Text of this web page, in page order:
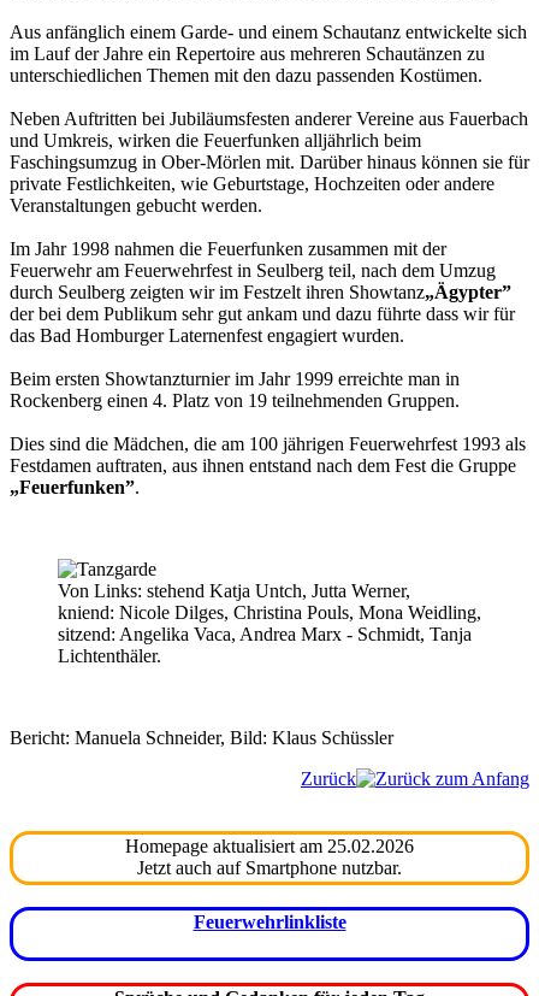
Aus anfänglich einem Garde- und einem Schautanz entwickelte sich
im Lauf der Jahre ein Repertoire aus mehreren Schautänzen zu
unterschiedlichen Themen mit den dazu passenden Kostümen.
Neben Auftritten bei Jubiläumsfesten anderer Vereine aus Fauerbach
und Umkreis, wirken die Feuerfunken alljährlich beim
Faschingsumzug in Ober-Mörlen mit. Darüber hinaus können sie für
private Festlichkeiten, wie Geburtstage, Hochzeiten oder andere
Veranstaltungen gebucht werden.
Im Jahr 1998 nahmen die Feuerfunken zusammen mit der
Feuerwehr am Feuerwehrfest in Seulberg teil, nach dem Umzug
durch Seulberg zeigten wir im Festzelt ihren Showtanz„Ägypter”
der bei dem Publikum sehr gut ankam und dazu führte dass wir für
das Bad Homburger Laternenfest engagiert wurden.
Beim ersten Showtanzturnier im Jahr 1999 erreichte man in
Rockenberg einen 4. Platz von 19 teilnehmenden Gruppen.
Dies sind die Mädchen, die am 100 jährigen Feuerwehrfest 1993 als
Festdamen auftraten, aus ihnen entstand nach dem Fest die Gruppe
„Feuerfunken”.
Von Links: stehend Katja Untch, Jutta Werner,
kniend: Nicole Dilges, Christina Pouls, Mona Weidling,
sitzend: Angelika Vaca, Andrea Marx - Schmidt, Tanja
Lichtenthäler.
Bericht: Manuela Schneider, Bild: Klaus Schüssler
Zurück
Homepage aktualisiert am 25.02.2026
Jetzt auch auf Smartphone nutzbar.
Feuerwehrlinkliste